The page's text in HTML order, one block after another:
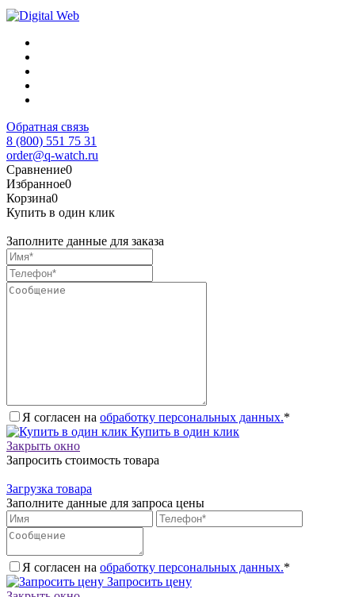
Обратная связь
8 (800) 551 75 31
order@q-watch.ru
Сравнение0
Избранное0
Корзина0
Купить в один клик
Заполните данные для заказа
Я согласен на обработку персональных данных.*
Купить в один клик
Закрыть окно
Запросить стоимость товара
Загрузка товара
Заполните данные для запроса цены
Я согласен на обработку персональных данных.*
Запросить цену